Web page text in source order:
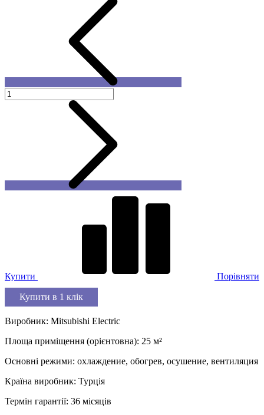
Купити Порівняти
Купити в 1 клік
Виробник: Mitsubishi Electric
Площа приміщення (орієнтовна): 25 м²
Основні режими: охлаждение, обогрев, осушение, вентиляция
Країна виробник: Турція
Термін гарантії: 36 місяців